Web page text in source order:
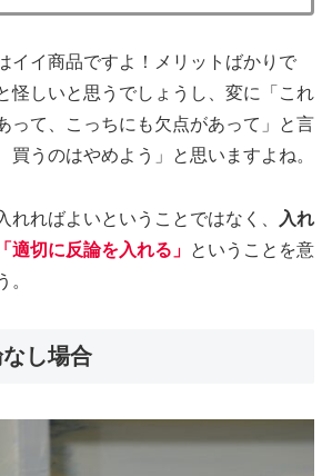
イイ商品ですよ！メリットばかりで
怪しいと思うでしょうし、変に「これ
って、こっちにも欠点があって」と言
買うのはやめよう」と思いますよね。
れればよいということではなく、
入れ
「適切に反論を入れる」 ということを意
。
し場合